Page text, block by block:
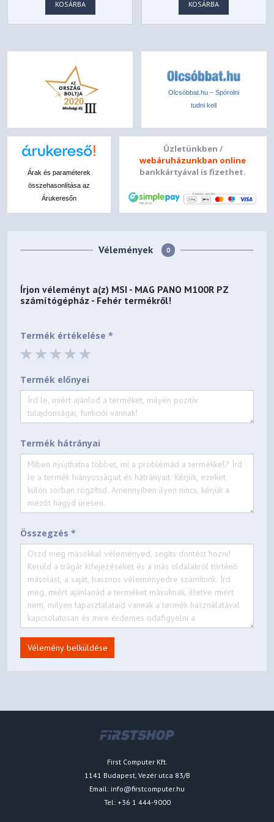
KOSÁRBA KOSÁRBA
Olcsóbbat.hu – Spórolni
tudni kell
Árak és paraméterek
összehasonlítása az
Árukeresőn
Üzletünkben /
webáruházunkban online
bankkártyával is fizethet.
Vélemények 0
Írjon véleményt a(z) MSI - MAG PANO M100R PZ
számítógépház - Fehér termékről!
Termék értékelése *
Termék előnyei
Termék hátrányai
Összegzés *
Vélemény belküldése
First Computer Kft.
1141 Budapest, Vezér utca 83/B
Email: info@firstcomputer.hu
Tel: +36 1 444-9000